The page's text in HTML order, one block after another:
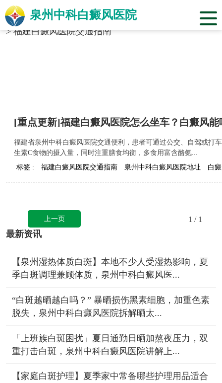
泉州中科白癜风医院
当前位置：福建省泉州市中科白癜风医院
标签合辑
>福建白癜风医院交通指南
[重点更新]福建白癜风医院怎么坐车？白癜风能
福建省泉州中科白癜风医院交通便利，患者可通过公交、自驾或打
生素C食物的摄入量，同时注重膳食均衡，多食用富含酪氨...
标签 :
福建白癜风医院交通指南 泉州中科白癜风医院地址 白
上一页 1 / 1
最新资讯
【泉州湿热体质白斑】本地不少人受湿热影响，夏
季白斑调理兼顾体质，泉州中科白癜风医...
“白斑越晒越白吗？” 暴晒损伤黑素细胞，加重色素
脱失，泉州中科白癜风医院拆解晒太...
「上班族白斑困扰」夏日通勤日晒加熬夜压力，双
重打击白斑，泉州中科白癜风医院讲解上...
【家庭白斑护理】夏季家中常备哪些护理用品适合